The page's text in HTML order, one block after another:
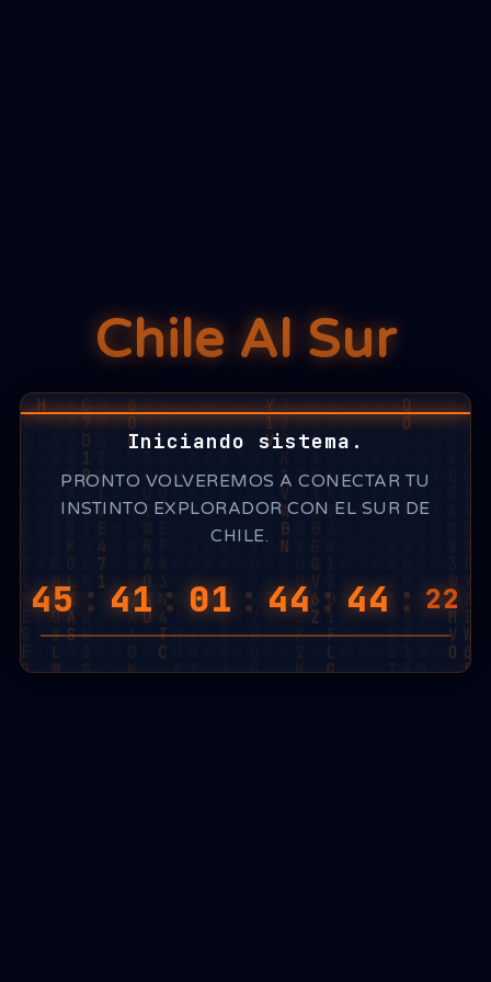
Chile Al Sur
Iniciando sistema.
PRONTO VOLVEREMOS A CONECTAR TU
INSTINTO EXPLORADOR CON EL SUR DE
CHILE.
45 :41: 01 : 44: 44 : 12